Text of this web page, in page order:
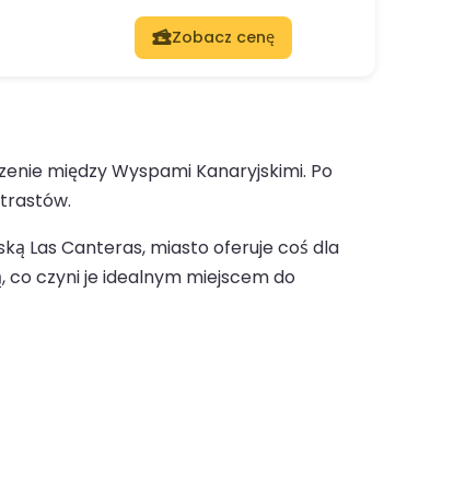
Zobacz cenę
między Wyspami Kanaryjskimi. Po
Las Canteras, miasto oferuje coś dla
co czyni je idealnym miejscem do